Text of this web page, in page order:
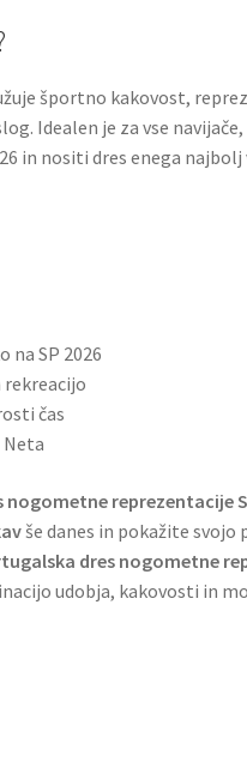
športno kakovost,
Idealen je za vse
in nositi dres enega
na SP 2026
čas
Neta
reprezentacije
še danes in pokažite svojo
dres nogometne
udobja, kakovosti in